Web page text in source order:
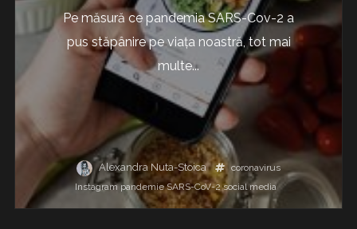
Pe măsură ce pandemia SARS-Cov-2 a
pus stăpânire pe viața noastră, tot mai
multe...
Alexandra Nuta-Stoica
coronavirus
Instagram pandemie SARS-CoV-2 social media